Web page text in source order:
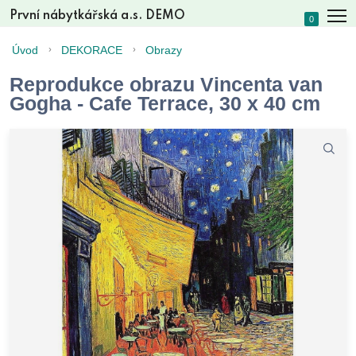
První nábytkářská a.s. DEMO 0
Úvod DEKORACE Obrazy
Reprodukce obrazu Vincenta van
Gogha - Cafe Terrace, 30 x 40 cm